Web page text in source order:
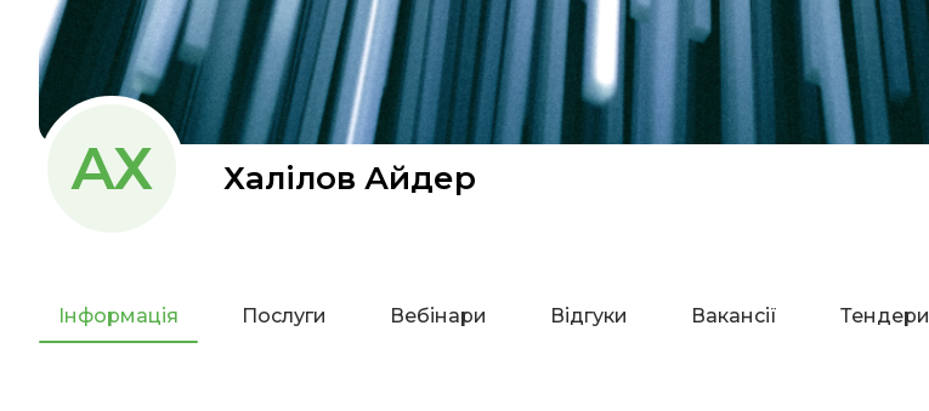
АХ Халілов Айдер
Інформація Послуги Вебінари Відгуки Вакансії Тендери